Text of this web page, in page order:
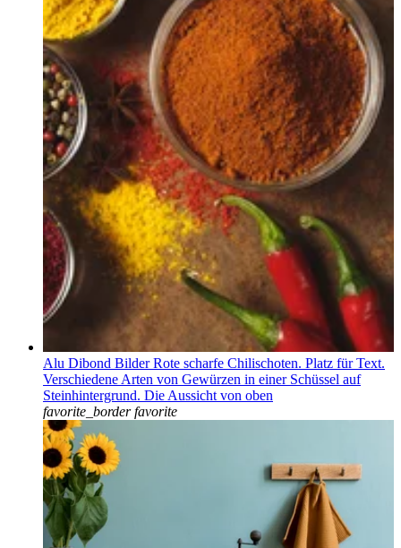
Alu Dibond Bilder Rote scharfe Chilischoten. Platz für Text.
Verschiedene Arten von Gewürzen in einer Schüssel auf
Steinhintergrund. Die Aussicht von oben
favorite_border favorite